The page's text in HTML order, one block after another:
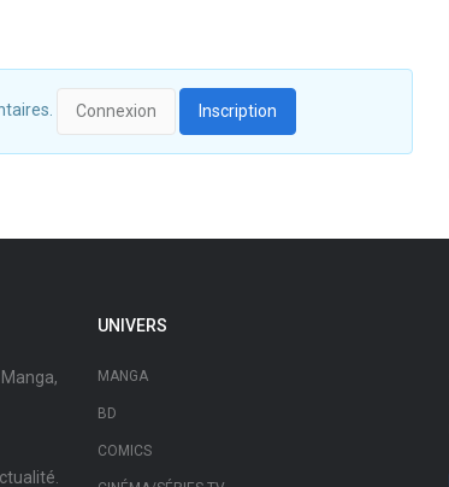
Connexion Inscription
UNIVERS
MANGA
BD
COMICS